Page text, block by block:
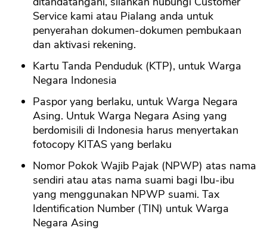
Service kami atau Pialang anda untuk
penyerahan dokumen-dokumen pembukaan
dan aktivasi rekening.
Kartu Tanda Penduduk (KTP), untuk Warga
Negara Indonesia
Paspor yang berlaku, untuk Warga Negara
Asing. Untuk Warga Negara Asing yang
berdomisili di Indonesia harus menyertakan
fotocopy KITAS yang berlaku
Nomor Pokok Wajib Pajak (NPWP) atas nama
sendiri atau atas nama suami bagi Ibu-ibu
yang menggunakan NPWP suami. Tax
Identification Number (TIN) untuk Warga
Negara Asing